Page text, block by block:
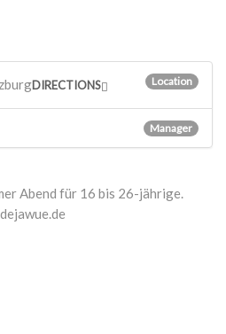
Location
DIRECTIONS
Manager
Abend für 16 bis 26-jährige.